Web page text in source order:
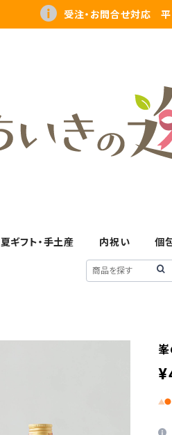
受注・お問合せ対応
夏ギフト・手土産 内祝い 個
峯